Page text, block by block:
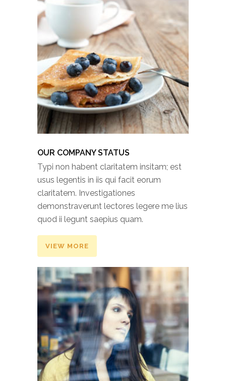
OUR COMPANY STATUS
Typi non habent claritatem insitam; est
usus legentis in iis qui facit eorum
claritatem. Investigationes
demonstraverunt lectores legere me lius
quod ii legunt saepius quam.
VIEW MORE